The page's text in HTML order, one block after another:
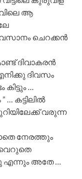
ആ
ചെറക്കൻ
ദിവാകരൻ
ദിവസം
…
കട്ടിലിൽ
വരുന്ന
നേരത്തും
എന്നും അതേ …